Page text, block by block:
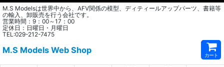
M.S Modelsは世界中から、AFV関係の模型、ディティールアップパーツ、書籍等
の輸入、卸販売を行う会社です。
営業時間：9：00～17：00
定休日：日曜日・月曜日
TEL:029-212-7475
M.S Models Web Shop
カート